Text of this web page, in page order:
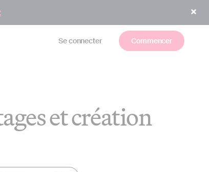
Se connecter Commencer
et création